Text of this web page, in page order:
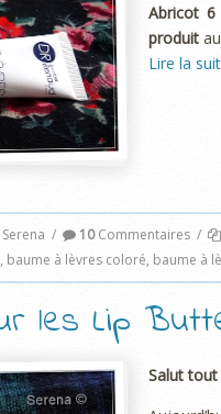
Abricot
produit
Lire la
Serena / 10Commentaires /
, baume à lèvres coloré, baume à
les Lip
Salut